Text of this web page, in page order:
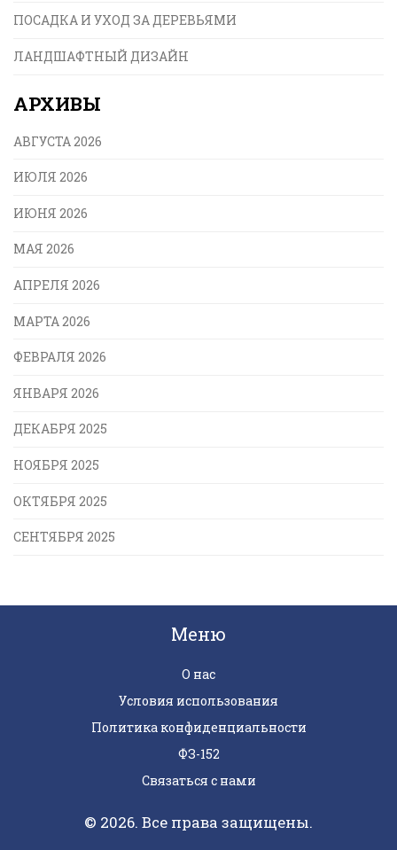
ПОСАДКА И УХОД ЗА ДЕРЕВЬЯМИ
ЛАНДШАФТНЫЙ ДИЗАЙН
АРХИВЫ
АВГУСТА 2026
ИЮЛЯ 2026
ИЮНЯ 2026
МАЯ 2026
АПРЕЛЯ 2026
МАРТА 2026
ФЕВРАЛЯ 2026
ЯНВАРЯ 2026
ДЕКАБРЯ 2025
НОЯБРЯ 2025
ОКТЯБРЯ 2025
СЕНТЯБРЯ 2025
Меню
О нас
Условия использования
Политика конфиденциальности
ФЗ-152
Связаться с нами
© 2026. Все права защищены.